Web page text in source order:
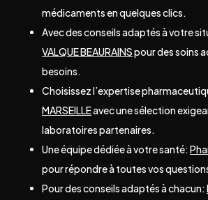
médicaments en quelques clics.
Avec des conseils adaptés à votre
VALQUE BEAURAINSpour des soins
besoins.
Choisissez l’expertise
MARSEILLEavec une sélection
laboratoires partenaires.
Une équipe dédiée à votre santé:
pour répondre à toutes vos
Pour des conseils adaptés à chacun: